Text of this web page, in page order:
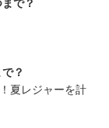
？
夏レジャーを計